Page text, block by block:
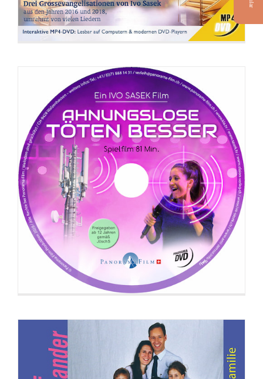
DVD: Beziehung zu Gott = Beziehung
untereinander